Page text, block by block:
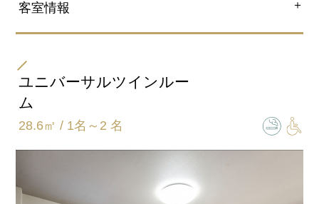
客室情報 ＋
ツイン
ベッドサイズ
バスタイプ
ユニバーサルツインルー
ム
28.6㎡ / 1名～2 名